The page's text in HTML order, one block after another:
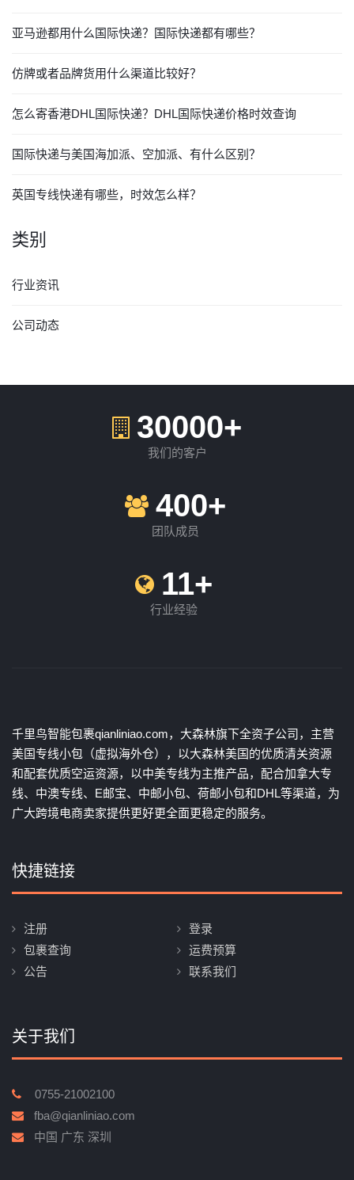
亚马逊都用什么国际快递？国际快递都有哪些？
仿牌或者品牌货用什么渠道比较好？
怎么寄香港DHL国际快递？DHL国际快递价格时效查询
国际快递与美国海加派、空加派、有什么区别？
英国专线快递有哪些，时效怎么样？
类别
行业资讯
公司动态
30000+
我们的客户
400+
团队成员
11+
行业经验
千里鸟智能包裹qianliniao.com，大森林旗下全资子公司，主营
美国专线小包（虚拟海外仓），以大森林美国的优质清关资源
和配套优质空运资源，以中美专线为主推产品，配合加拿大专
线、中澳专线、E邮宝、中邮小包、荷邮小包和DHL等渠道，为
广大跨境电商卖家提供更好更全面更稳定的服务。
快捷链接
注册
登录
包裹查询
运费预算
公告
联系我们
关于我们
0755-21002100
fba@qianliniao.com
中国 广东 深圳